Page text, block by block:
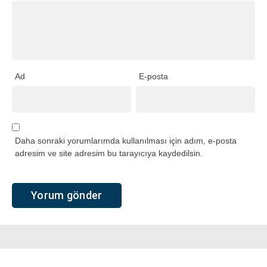
Ad E-posta
Daha sonraki yorumlarımda kullanılması için adım, e-posta
adresim ve site adresim bu tarayıcıya kaydedilsin.